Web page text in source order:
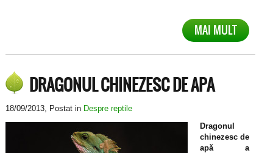
MAI MULT
DRAGONUL CHINEZESC DE APA
18/09/2013, Postat in Despre reptile
Dragonul
chinezesc de
apă a